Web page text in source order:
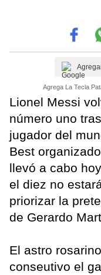
Agrega La Tecla
Lionel Messi
número uno
jugador del
Best
llevó a cabo
el diez no
priorizar la
de Gerardo
El astro
conseutivo el